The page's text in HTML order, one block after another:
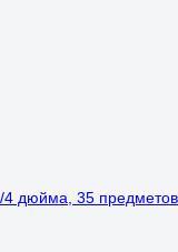
4 дюйма, 35 предметов